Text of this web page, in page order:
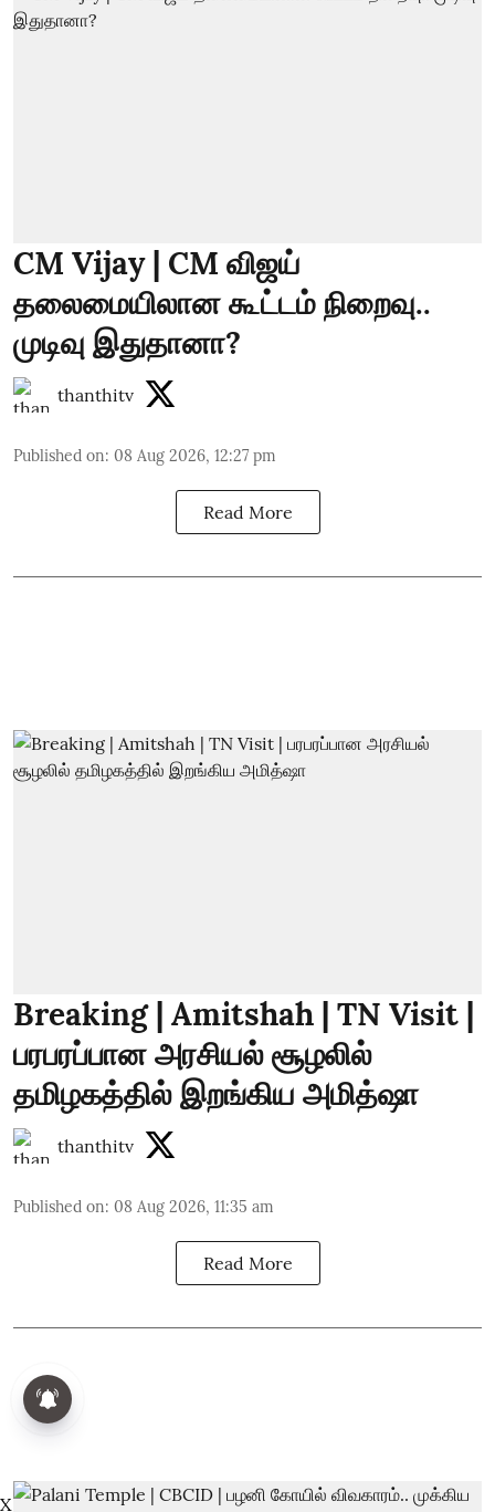
CM Vijay | CM விஜய்
தலைமையிலான கூட்டம் நிறைவு..
முடிவு இதுதானா?
thanthitv
Published on: 08 Aug 2026, 12:27 pm
Read More
Breaking | Amitshah | TN Visit |
பரபரப்பான அரசியல் சூழலில்
தமிழகத்தில் இறங்கிய அமித்ஷா
thanthitv
Published on: 08 Aug 2026, 11:35 am
Read More
X